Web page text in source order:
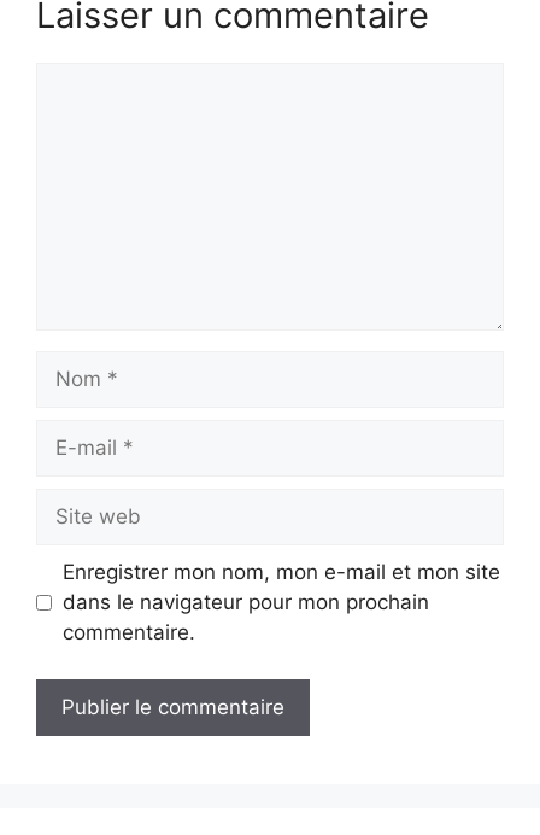
Laisser un commentaire
Nom
Site
web
Enregistrer mon nom, mon e-mail et mon site
dans le navigateur pour mon prochain
commentaire.